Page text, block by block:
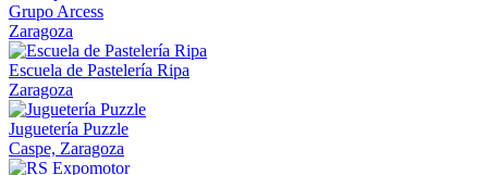
Grupo Arcess
Zaragoza
Escuela de Pastelería Ripa
Zaragoza
Juguetería Puzzle
Caspe, Zaragoza